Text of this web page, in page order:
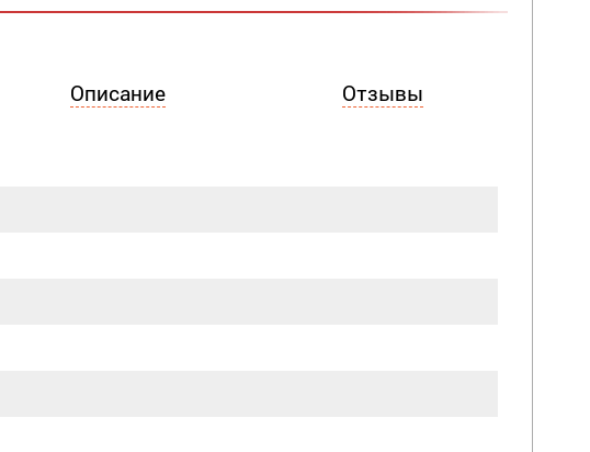
Описание Отзывы